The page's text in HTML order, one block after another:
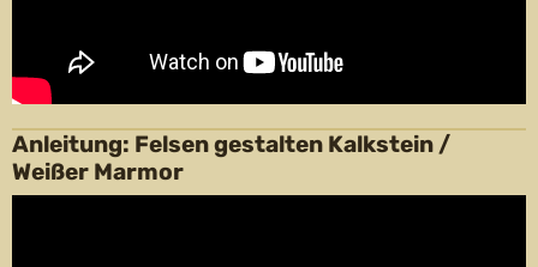
Anleitung: Felsen gestalten Kalkstein /
Weißer Marmor